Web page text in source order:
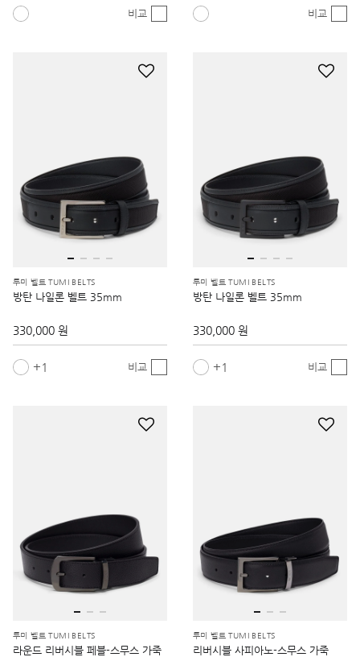
비교 비교
투미 벨트 TUMI BELTS
방탄 나일론 벨트 35mm
330,000 원
1 비교
투미 벨트 TUMI BELTS
방탄 나일론 벨트 35mm
330,000 원
1 비교
투미 벨트 TUMI BELTS
라운드 리버시블 페블-스무스 가죽
투미 벨트 TUMI BELTS
리버시블 사피아노-스무스 가죽